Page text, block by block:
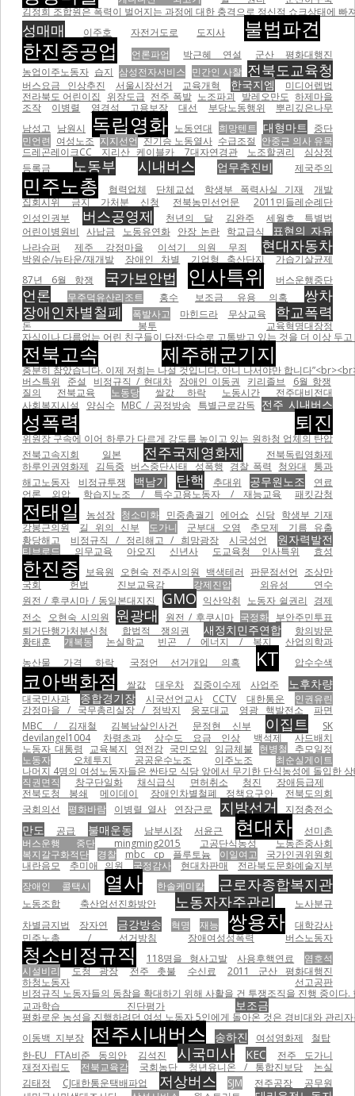
김정희 조합원은 폭력이 벌어지는 과정에 대한 충격으로 정신적 쇼크상태에 빠
성매매 이주호 자전거도로 도지사
불법파견
한진중공업
언론파업 박근혜 연설
군산 평화대행진
농업이주노동자 습지 삼성전자서비스 민간인 사찰 전북도교육청
버스요금 인상추진 서울시장선거 교육개혁 한국지엠
미디어렙법
전라북도 어린이집
위장도급 전주 폭발 노조파괴 발레오만도 하제마을
조작
이병렬 염경석 고용보장 대선 부당노동행위
뿌리깊은나무
남성고 남원시 독립영화 노동연대 희망텐트 대형마트 중단
민언련 여성노조 지지선언 진기승 노동열사 수급조절 안중근 의사 유묵
드레곤레이크CC
지리산 케이블카 7대자연경관 노조할권리
심상정
등록금
노동부 시내버스 업무추진비 제국주의
민주노총 협력업체 단체교섭 학생부 폭력사실 기재
개발
집회시위 금지 가처분 신청
전북농민선언문
2011민들레순례단
인성인권부
버스공영제 천년의 달 김완주
세월호 특별법
어린이병원비
사납금 노동유연화 안장 논란 학교급식 표현의 자유
나라슈퍼 제주 강정마을 이석기 의원 무죄 현대자동차
박원순/뉴타운/재개발 장애인 차별 기업형 축산단지
가습기살균제
87년 6월 항쟁
국가보안법 인사특위 버스운행중단
언론 무주덕유산리조트 홍수 보조금 유용 의혹
쌍차
장애인차별철폐
폭발사고 마힌드라 무상교육 학교폭력
돈 봉투
교육혁명대장정
자식이나 다름없는 어린 친구들이 단전·단수로 고통받고 있는 것을 더 이상
전북고속 제주해군기지
충분히 참았습니다. 이제 저희는 나설 것입니다. 아니 나서야만 합니다
버스특위
준설 비정규직 / 현대차 장애인 이동권 키리졸브
6월 항쟁
질의
전북교육 노동당 쌀값 하락 노동시간
전주대비전대
사회복지시설
양심수 MBC / 공정방송 특별근로감독 전주 시내버스
성폭력 퇴진
위원장 구속에 이어 하루가 다르게 강도를 높이고 있는 원하청 업체의 탄압
전북고속지회
일본 전주국제영화제
전북독립영화제
하루인권영화제
김득중 버스중단사태 성폭행 경찰 폭력 청와대
통과
해고노동자
비정규투쟁 백남기 탄핵 추대위 공무원노조
연료
언론 외압
학습지노조 / 특수고용노동자 / 재능교육 패킷감청
전태일 농성장 청소미화 민중총궐기 에어쇼 신당 학생부 기재
강봉근의원
길 위의 신부 도가니 군부대 오염 추모제
기름 유출
황당해고
비정규직 / 정리해고 / 희망광장 시국성언 원자력발전
티브로드 의무교육 아오지 신년사 도교육청 인사특위 효성
한진중 보육원 오현숙 전주시의원 백색테러 판문점선언
조상만
국회
헌법 진보교육감 강제진압
외유성 연수
원전 / 후쿠시마 / 동일본대지진
GMO 익산악취 노동자 쉴권리
경제
전소
오현숙 시의원 원광대 원전 / 후쿠시마 국정화 부안주민투표
퇴거단행가처분신청
합법적 쟁의권 새정치민주연합
항의방문
황태훈
개복동 논실학교 빈곤 / 에너지 / 복지
산업의학과
농산물 가격 하락
국정언 선거개입 의혹 KT 압수수색
코아백화점 쌀값 대우차 집중이수제 사업주 노후차량
대국민사과 종합경기장 시국선언교사 CCTV 대한통운
인권유린
강정마을 / 국무총리실장 / 정박지
웅포대교 영광 핵발전소
파면
MBC / 김재철
김복남살인사건 문정현 신부 이집트
SK
devilangel1004
차령초과 상수도 요금 인상 백석제
사드배치
노동자 대통령 교육복지 영전강 국민모임 임금체불 현병철
추모일정
노동자
오체투지 공공운수노조 이주노조
최순실게이트
나머지 4명의 여성노동자들은 싼타모 식당 앞에서 무기한 단식농성에 돌입한
직권면직
창구단일화 채식급식 면허취소 청진
장애등급제
전북도청 봉쇄
메이데이 장애인차별철폐 정책요구안
전북도의회
국회의선
평화바람 이병렬 열사 연장근로 지방선거 지정충전소
만도 공급 불매운동 남부시장 서윤근 현대차
선미촌
버스운행 중단
mingming2015 고공단식농성
노동존중사회
복지갈구화적단
경찰 mbc cp 플루토늄 이일여고
국가인권위원회
내란음모
추미애 의원 국정감사 현대차판매
전라북도문화예술지부
장애인 콜택시
열사 한솔케미칼 근로자종합복지관
노동조합 축산업선진화방안 노동자자주관리
노사분규
차별금지법
장자연 금강방송 혁명 재능 쌍용차
대학강사
민주노총 / 선거방침
장애여성성폭력 버스노동자
청소비정규직 118명을 형사고발 사용후핵연료
염호석
시설비리
도청 광장 전주 촛불 수신료
2011 군산 평화대행진
하청노동자
선고공판
비정규직 노동자들의 동참을 확대하기 위해 사활을 건 투쟁조직을 진행 중이다.
교과학습 진단평가
보조금
평화로운 농성을 진행하려던 여성 노동자 5인에게 돌아온 것은 경비대와 관
이동백 지부장
전주시내버스 송하진 여성영화제
철탑
한-EU FTA비준 동의안
김석진 시국미사 KEC
전주 도가니
재정자립도
전북교육감 국회농단 청년유니온 / 통합진보당
논실
김태정
CJ대한통운택배파업 저상버스 SJM 전주공장
공무원